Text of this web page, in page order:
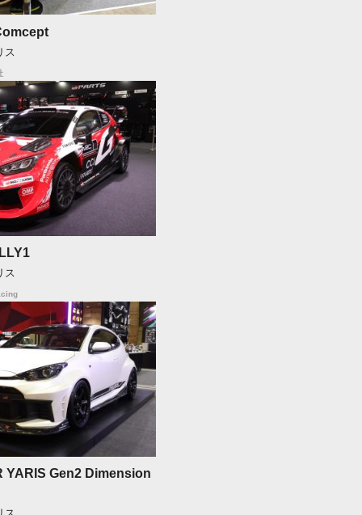
ス
ス
YARIS Gen2 Dimension